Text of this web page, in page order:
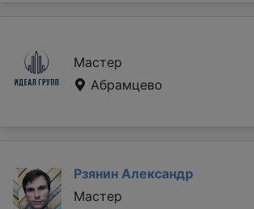
Мастер
Абрамцево
Рзянин Александр
Мастер